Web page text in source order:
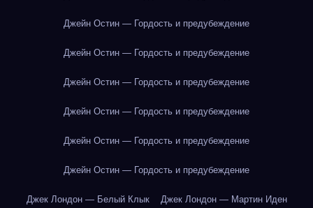
Джейн Остин — Гордость и предубеждение
Джейн Остин — Гордость и предубеждение
Джейн Остин — Гордость и предубеждение
Джейн Остин — Гордость и предубеждение
Джейн Остин — Гордость и предубеждение
Джейн Остин — Гордость и предубеждение
Джек Лондон — Белый Клык Джек Лондон — Мартин Иден